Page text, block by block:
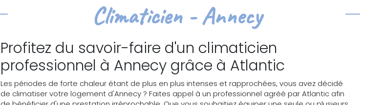
Climaticien - Annecy
Profitez du savoir-faire d'un climaticien
professionnel à Annecy grâce à Atlantic
Les périodes de forte chaleur étant de plus en plus intenses et rapprochées, vous avez décidé
de climatiser votre logement d'Annecy ? Faites appel à un professionnel agréé par Atlantic afin